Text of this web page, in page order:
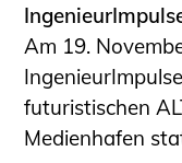
Am 19.
futuristischen
Medienhafen